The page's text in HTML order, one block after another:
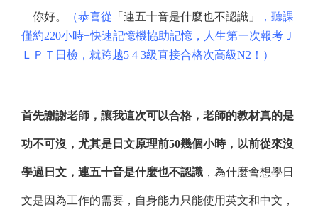
你好。 （恭喜從 「連五十音是什麼也不認識」
，聽課
僅約220小時+快速記憶機協助記憶，人生第一次報考Ｊ
ＬＰＴ日檢，就跨越5 4 3級直接合格次高級N2！）
首先謝謝老師，讓我這次可以合格，老師的教材真的是
功不可沒，尤其是日文原理前50幾個小時，以前從來沒
學過日文，連五十音是什麼也不認識 ，為什麼會想學日
文是因為工作的需要，自身能力只能使用英文和中文，